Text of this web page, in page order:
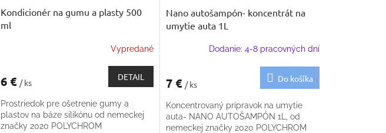
Kondicionér na gumu a plasty 500
ml
Vypredané
6 € / ks
DETAIL
Prostriedok pre ošetrenie gumy a
plastov na báze silikónu od nemeckej
značky 2020 POLYCHROM
Nano autošampón- koncentrát na
umytie auta 1L
Dodanie: 4-8 pracovných dní
7 € / ks
Do košíka
Koncentrovaný prípravok na umytie
auta- NANO AUTOŠAMPÓN 1L, od
nemeckej značky 2020 POLYCHROM